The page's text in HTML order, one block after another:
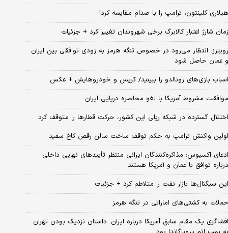
هیلاری کلینتون، ترامپ را با صدام مقایسه کرد!
زمان شارژ اعتبار کالابرگ برخی شهروندان تغییر کرد + جزئیات
رویترز: انتظار می‌رود در خصوص تنگه هرمز به زودی توافقی بین ایران
و عمان حاصل شود
اسباب‌ بازی‌های رونالدو را ببینید/ کریس و خودروهایش + عکس
موافقت مشروط آمریکا با لغو محاصره دریایی ایران
اختلال گسترده در شبکه ریلی این کشور، حرکت قطارها را متوقف کرد
اولین واکنش ترامپ به حکم توقف ساخت سالن رقص کاخ سفید
ادعای اکسیوس: مذاکره‌کنندگان ایرانی منتظر تأییدهای نهایی داخلی
درباره توافق با عمان و آمریکا هستند
این سیگنال‌ها بازار نفت را متلاطم کرد + جزئیات
حملات به کشتی‌های اماراتی در تنگه هرمز
افشاگری یک مقام سابق آمریکا درباره ایران: داستان نزدیک بودن تهران